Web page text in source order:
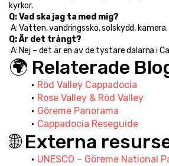
kyrkor.
Q: Vad ska jag ta med mig?
A: Vatten, vandringssko, solskydd, kamera.
Q: Är det trångt?
A: Nej – det är en av de tystare dalarna i
🌍 Relaterade
Röd Valley Cappadocia
Rose Valley & Röd Valley
Göreme Panorama
Cappadocia Reseguide
🌐 Externa
UNESCO – Göreme National